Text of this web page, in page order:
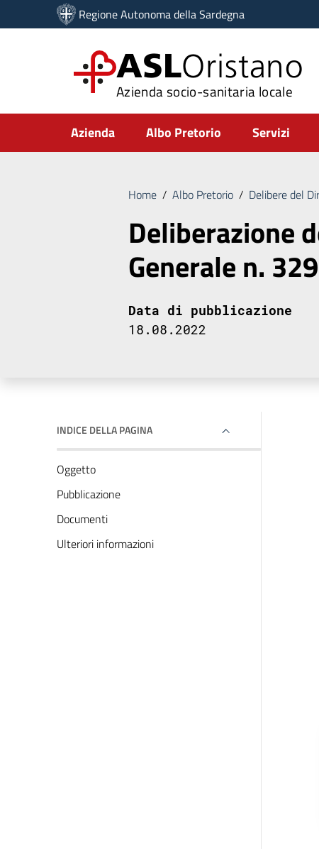
Vai ai contenuti
Vai al menu di navigazione
Regione Autonoma della Sardegna
ASLOristano
Azienda socio-sanitaria locale
Submenu
Azienda Albo Pretorio Servizi
Home / Albo Pretorio / Delibere del
Deliberazione
Generale n.
Data di pubblicazione
18.08.2022
INDICE DELLA PAGINA
Oggetto
Pubblicazione
Documenti
Ulteriori informazioni